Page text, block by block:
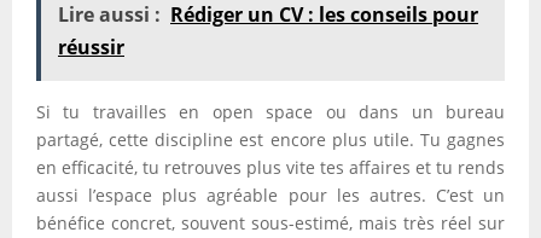
Lire aussi : Rédiger un CV : les conseils pour
réussir
Si tu travailles en open space ou dans un bureau
partagé, cette discipline est encore plus utile. Tu gagnes
en efficacité, tu retrouves plus vite tes affaires et tu rends
aussi l’espace plus agréable pour les autres. C’est un
bénéfice concret, souvent sous-estimé, mais très réel sur